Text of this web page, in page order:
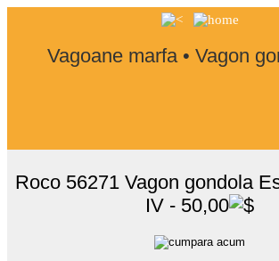
Vagoane marfa • Vagon
Roco 56271 Vagon gondola
IV - 50,00